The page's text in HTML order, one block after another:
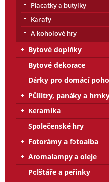
Placatky a butylky
Karafy
Alkoholové hry
Bytové doplňky
Bytové dekorace
Dárky pro domácí
Půllitry, panáky a hrnky
Keramika
Společenské hry
Fotorámy a fotoalba
Aromalampy a oleje
Polštáře a peřinky